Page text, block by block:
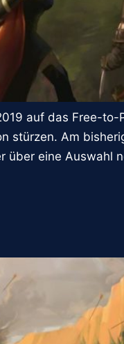
auf das Free-to-
stürzen. Am
über eine Auswahl